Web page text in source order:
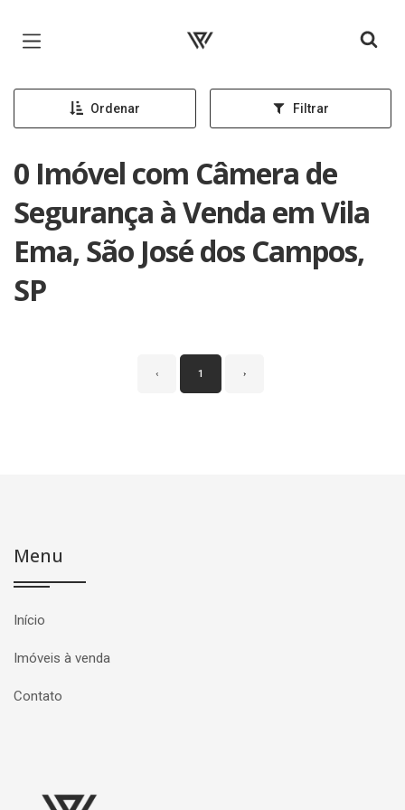
Página inicial
Ordenar Filtrar
0 Imóvel com Câmera de
Segurança à Venda em Vila
Ema, São José dos Campos,
SP
‹ 1 ›
Menu
Início
Imóveis à venda
Contato